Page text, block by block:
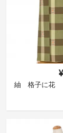
¥
紬 格子に花